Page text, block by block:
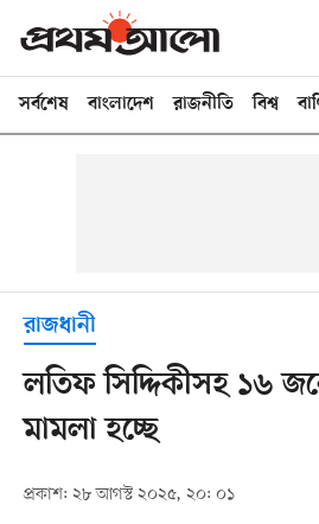
সর্বশেষ বাংলাদেশ রাজনীতি বিশ্ব
রাজধানী
লতিফ সিদ্দিকীসহ ১৬
মামলা হচ্ছে
প্রকাশ: ২৮ আগস্ট ২০২৫, ২০: ০১